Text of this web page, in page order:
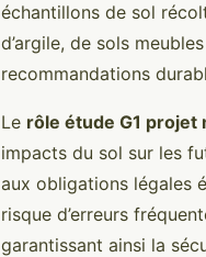
échantillons de sol
d’argile, de sols
recommandations
Le rôle étude G1 projet
impacts du sol sur les
aux obligations légales
risque d’erreurs
garantissant ainsi la